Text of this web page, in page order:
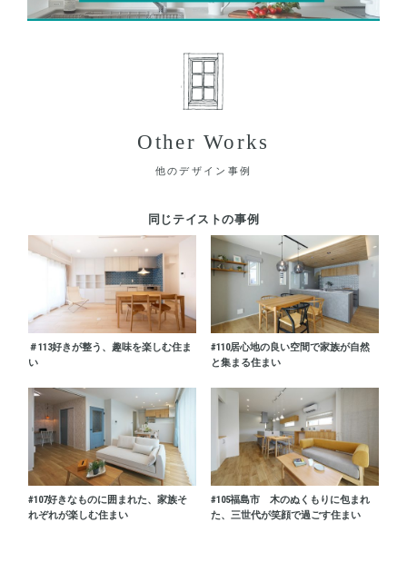
Other Works
他のデザイン事例
同じテイストの事例
＃113好きが整う、趣味を楽しむ住ま
い
#110居心地の良い空間で家族が自然
と集まる住まい
#107好きなものに囲まれた、家族そ
れぞれが楽しむ住まい
#105福島市 木のぬくもりに包まれ
た、三世代が笑顔で過ごす住まい